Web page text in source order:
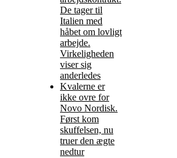
De tager til
Italien med
håbet om lovligt
arbejde.
Virkeligheden
viser sig
anderledes
Kvalerne er
ikke ovre for
Novo Nordisk.
Først kom
skuffelsen, nu
truer den ægte
nedtur